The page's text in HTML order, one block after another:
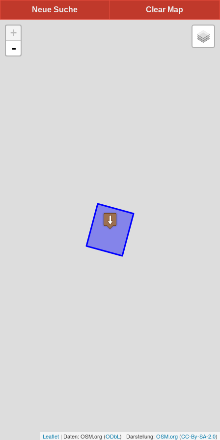
Clear Map
Neue Suche
+
-
Leaflet | Daten: OSM.org (ODbL ) | Darstellung: OSM.org (CC-By-SA-2.0)